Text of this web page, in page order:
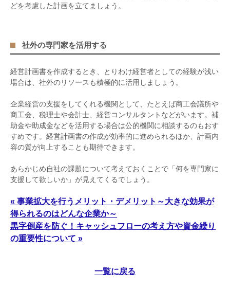
どを考慮した計画を立てましょう。
社外の専門家を活用する
経営計画書を作成するとき、とりわけ経営者としての経験が浅い
場合は、社外のリソースも積極的に活用しましょう。
企業経営の支援をしてくれる機関として、たとえば商工会議所や
商工会、税理士や会計士、経営コンサルタントなどがいます。補
助金や助成金などを活用する場合は公的機関に相談するのもおす
すめです。経営計画書の作成が効率的に進められるほか、計画内
容の質が向上することも期待できます。
あらかじめ自社の課題について考えておくことで「何を専門家に
支援して欲しいか」が見えてくるでしょう。
« 事業拡大を行うメリット・デメリット～大きな効果が
得られるのはどんな企業か～
黒字倒産を防ぐ！キャッシュフローの考え方や資金繰り
の重要性について »
一覧に戻る